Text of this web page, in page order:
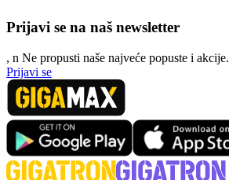
Prijavi se na naš newsletter
, n Ne propusti naše najveće popuste i akcije.
Prijavi se